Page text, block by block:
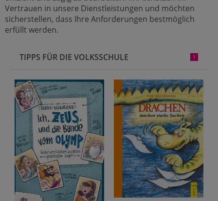
Vertrauen in unsere Dienstleistungen und möchten
sicherstellen, dass Ihre Anforderungen bestmöglich
erfüllt werden.
TIPPS FÜR DIE VOLKSSCHULE 1